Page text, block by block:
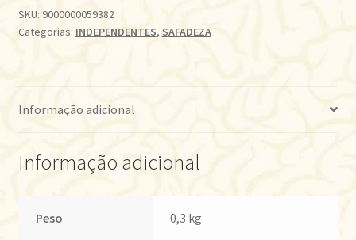
SKU: 9000000059382
Categorias: INDEPENDENTES, SAFADEZA
Informação adicional
Informação adicional
Peso 0,3 kg